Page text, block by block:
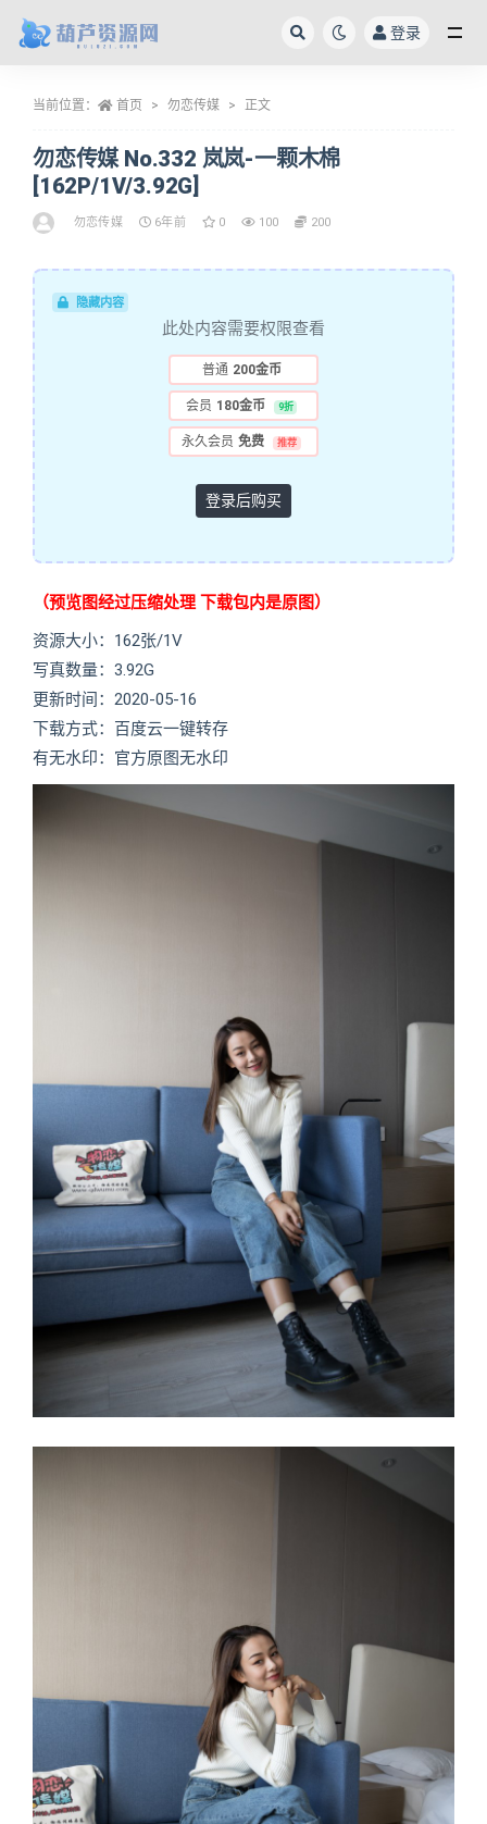
登录
当前位置： 首页 勿恋传媒 正文
勿恋传媒 No.332 岚岚-一颗木棉
[162P/1V/3.92G]
勿恋传媒 6年前 0 100 200
隐藏内容
此处内容需要权限查看
普通 200金币
会员 180金币 9折
永久会员 免费 推荐
登录后购买
（预览图经过压缩处理 下载包内是原图）
资源大小：162张/1V
写真数量：3.92G
更新时间：2020-05-16
下载方式：百度云一键转存
有无水印：官方原图无水印